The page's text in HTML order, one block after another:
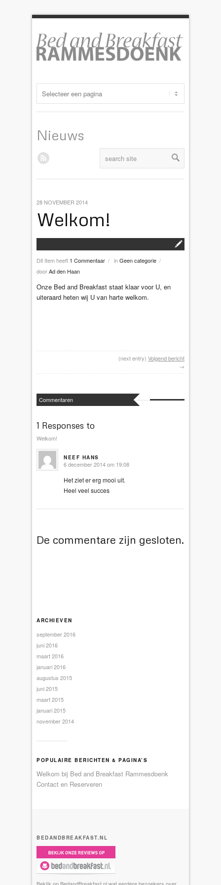
Nieuws
Welkom!
Dit Item heeft 1 Commentaar / inGeen categorie /
doorAd den Haan
28 NOVEMBER 2014
Onze Bed and Breakfast staat klaar voor U, en
uiteraard heten wij U van harte welkom.
(next entry) Volgend bericht
→
Commentaren
1 Responses to
Welkom!
NEEF HANS
6 december 2014 om 19:08
Het ziet er erg mooi uit.
Heel veel succes
De commentare zijn gesloten.
ARCHIEVEN
september 2016
juni 2016
maart 2016
januari 2016
augustus 2015
juni 2015
maart 2015
januari 2015
november 2014
POPULAIRE BERICHTEN & PAGINA’S
Welkom bij Bed and Breakfast Rammesdoenk
Contact en Reserveren
BEDANDBREAKFAST.NL